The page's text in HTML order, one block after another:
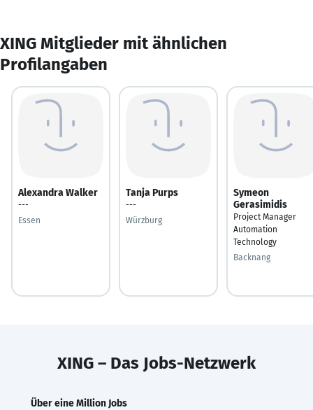
XING Mitglieder mit ähnlichen
Profilangaben
Alexandra Walker
---
Essen
Tanja Purps
---
Würzburg
Symeon
Gerasimidis
Project Manager
Automation
Technology
Backnang
XING – Das Jobs-Netzwerk
Über eine Million Jobs